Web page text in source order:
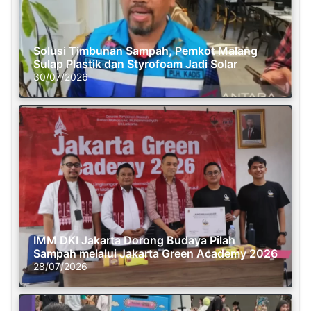
Solusi Timbunan Sampah, Pemkot Malang
Sulap Plastik dan Styrofoam Jadi Solar
30/07/2026
IMM DKI Jakarta Dorong Budaya Pilah
Sampah melalui Jakarta Green Academy 2026
28/07/2026